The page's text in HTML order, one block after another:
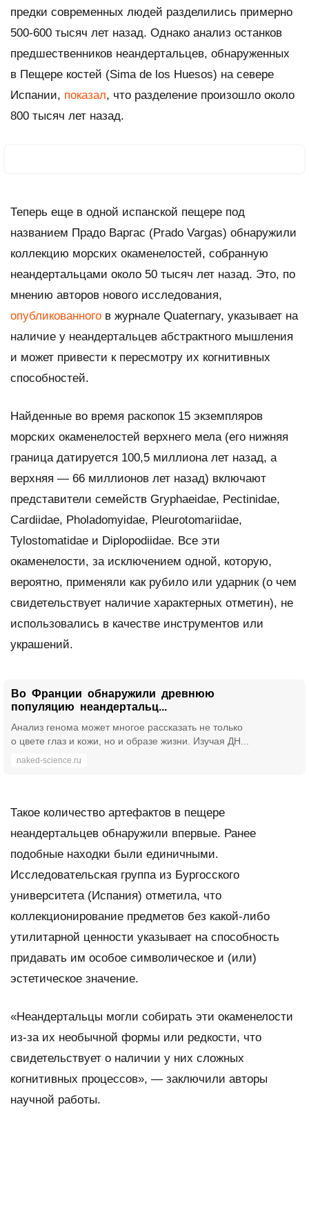
предки современных людей разделились примерно
500-600 тысяч лет назад. Однако анализ останков
предшественников неандертальцев, обнаруженных
в Пещере костей (Sima de los Huesos) на севере
Испании, показал, что разделение произошло около
800 тысяч лет назад.
Теперь еще в одной испанской пещере под
названием Прадо Варгас (Prado Vargas) обнаружили
коллекцию морских окаменелостей, собранную
неандертальцами около 50 тысяч лет назад. Это, по
мнению авторов нового исследования,
опубликованного в журнале Quaternary, указывает на
наличие у неандертальцев абстрактного мышления
и может привести к пересмотру их когнитивных
способностей.
Найденные во время раскопок 15 экземпляров
морских окаменелостей верхнего мела (его нижняя
граница датируется 100,5 миллиона лет назад, а
верхняя — 66 миллионов лет назад) включают
представители семейств Gryphaeidae, Pectinidae,
Cardiidae, Pholadomyidae, Pleurotomariidae,
Tylostomatidae и Diplopodiidae. Все эти
окаменелости, за исключением одной, которую,
вероятно, применяли как рубило или ударник (о чем
свидетельствует наличие характерных отметин), не
использовались в качестве инструментов или
украшений.
Во Франции обнаружили древнюю
популяцию неандертальц...
Анализ генома может многое рассказать не только
о цвете глаз и кожи, но и образе жизни. Изучая ДН...
naked-science.ru
Такое количество артефактов в пещере
неандертальцев обнаружили впервые. Ранее
подобные находки были единичными.
Исследовательская группа из Бургосского
университета (Испания) отметила, что
коллекционирование предметов без какой-либо
утилитарной ценности указывает на способность
придавать им особое символическое и (или)
эстетическое значение.
«Неандертальцы могли собирать эти окаменелости
из-за их необычной формы или редкости, что
свидетельствует о наличии у них сложных
когнитивных процессов», — заключили авторы
научной работы.